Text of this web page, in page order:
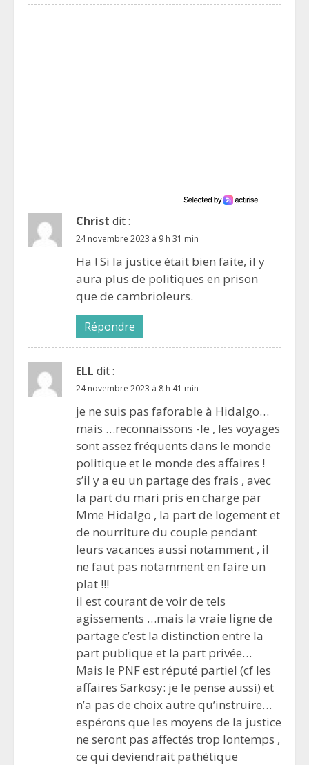
Christ dit :
24 novembre 2023 à 9 h 31 min
Ha ! Si la justice était bien faite, il y
aura plus de politiques en prison
que de cambrioleurs.
Répondre
ELL dit :
24 novembre 2023 à 8 h 41 min
je ne suis pas faforable à Hidalgo…
mais …reconnaissons -le , les voyages
sont assez fréquents dans le monde
politique et le monde des affaires !
s’il y a eu un partage des frais , avec
la part du mari pris en charge par
Mme Hidalgo , la part de logement et
de nourriture du couple pendant
leurs vacances aussi notamment , il
ne faut pas notamment en faire un
plat !!!
il est courant de voir de tels
agissements …mais la vraie ligne de
partage c’est la distinction entre la
part publique et la part privée…
Mais le PNF est réputé partiel (cf les
affaires Sarkosy: je le pense aussi) et
n’a pas de choix autre qu’instruire…
espérons que les moyens de la justice
ne seront pas affectés trop lontemps ,
ce qui deviendrait pathétique